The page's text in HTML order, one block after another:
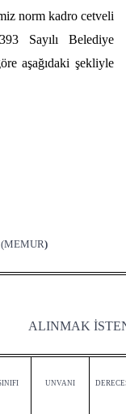
norm kadro cetveli
Sayılı Belediye
aşağıdaki şekliyle
)
ALINMAK
UNVANI